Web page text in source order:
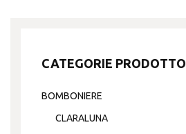
CATEGORIE PRODOTTO
BOMBONIERE
CLARALUNA